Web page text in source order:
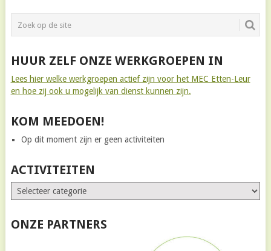
HUUR ZELF ONZE WERKGROEPEN IN
Lees hier welke werkgroepen actief zijn voor het MEC Etten-Leur
en hoe zij ook u mogelijk van dienst kunnen zijn.
KOM MEEDOEN!
Op dit moment zijn er geen activiteiten
ACTIVITEITEN
ONZE PARTNERS